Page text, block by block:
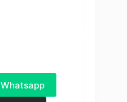
Whatsapp